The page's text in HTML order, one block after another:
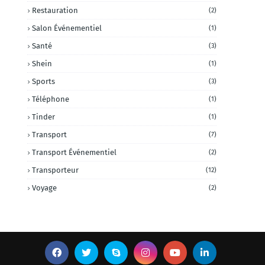
Restauration (2)
Salon Événementiel (1)
Santé (3)
Shein (1)
Sports (3)
Téléphone (1)
Tinder (1)
Transport (7)
Transport Événementiel (2)
Transporteur (12)
Voyage (2)